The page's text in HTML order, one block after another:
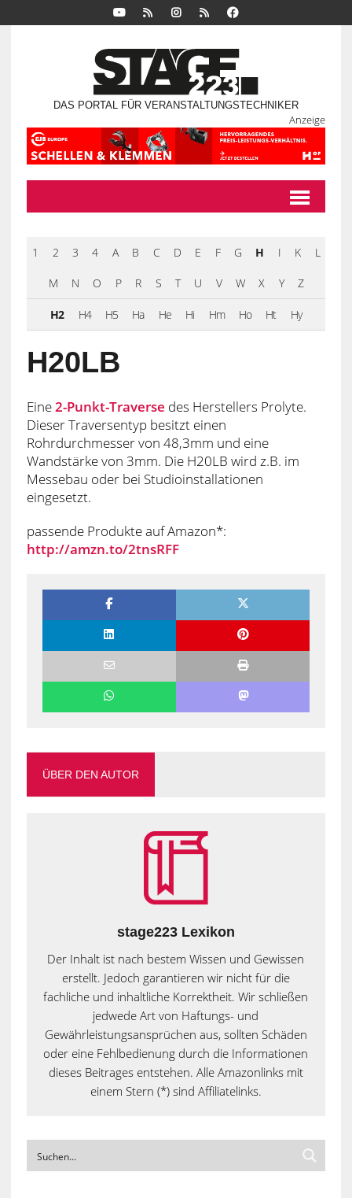
DAS PORTAL FÜR VERANSTALTUNGSTECHNIKER
Anzeige
1 2 3 4 A B C D E F G H I K L
M N O P R S T U V W X Y Z
H2 H4 H5 Ha He Hi Hm Ho Ht Hy
H20LB
Eine2-Punkt-Traverse des Herstellers Prolyte.
Dieser Traversentyp besitzt einen
Rohrdurchmesser von 48,3mm und eine
Wandstärke von 3mm. Die H20LB wird z.B. im
Messebau oder bei Studioinstallationen
eingesetzt.
passende Produkte auf Amazon*:
http://amzn.to/2tnsRFF
ÜBER DEN AUTOR
stage223 Lexikon
Der Inhalt ist nach bestem Wissen und Gewissen
erstellt. Jedoch garantieren wir nicht für die
fachliche und inhaltliche Korrektheit. Wir schließen
jedwede Art von Haftungs- und
Gewährleistungsansprüchen aus, sollten Schäden
oder eine Fehlbedienung durch die Informationen
dieses Beitrages entstehen. Alle Amazonlinks mit
einem Stern (*) sind Affiliatelinks.